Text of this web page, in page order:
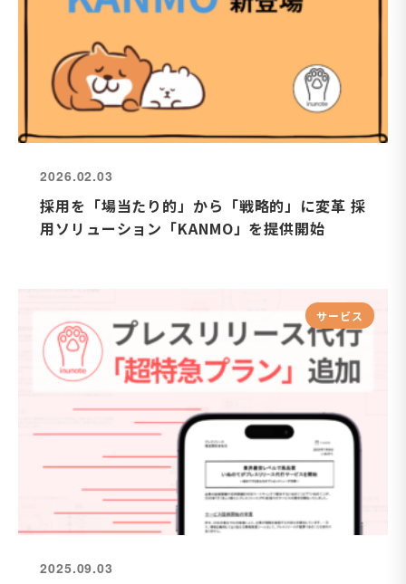
2026.02.03
採用を「場当たり的」から「戦略的」に変革 採
用ソリューション「KANMO」を提供開始
サービス
2025.09.03